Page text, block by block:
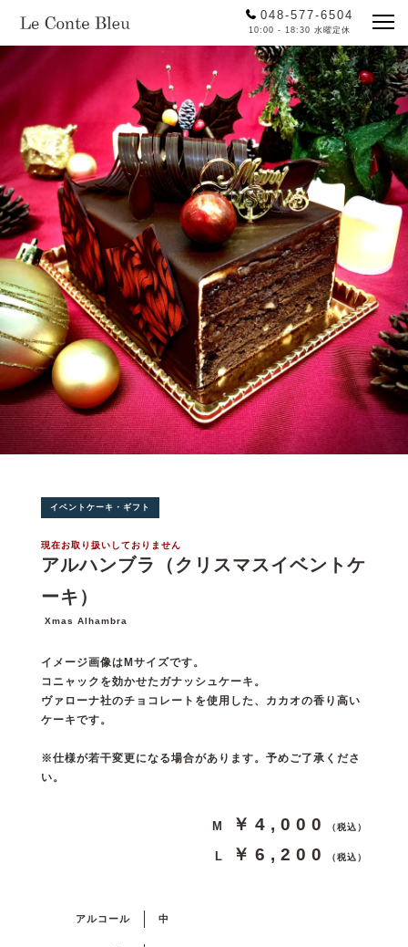
048-577-6504
10:00 - 18:30 水曜定休
イベントケーキ・ギフト
現在お取り扱いしておりません
アルハンブラ（クリスマスイベントケ
ーキ）
Xmas Alhambra
イメージ画像はMサイズです。
コニャックを効かせたガナッシュケーキ。
ヴァローナ社のチョコレートを使用した、カカオの香り高い
ケーキです。
※仕様が若干変更になる場合があります。予めご了承くださ
い。
M ￥4,000 （税込）
L ￥6,200 （税込）
アルコール 中